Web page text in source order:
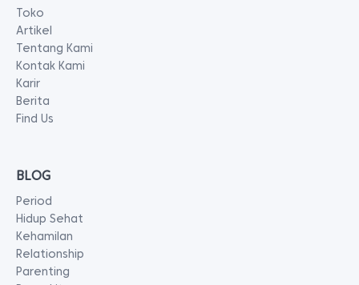
Toko
Artikel
Tentang Kami
Kontak Kami
Karir
Berita
Find Us
BLOG
Period
Hidup Sehat
Kehamilan
Relationship
Parenting